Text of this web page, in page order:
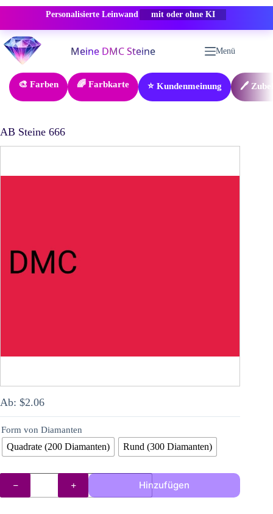
Personalisierte Leinwand -50% RABATT
Zum
Inhalt
springen
Menü
🎨 Farben 🌈 Farbkarte ⭐ Kundenmeinung 🖊️
AB Steine 666
Ab: $2.06
Form von Diamanten
Quadrate (200 Diamanten) Rund (300 Diamanten)
AB
Steine
666
Hinzufügen